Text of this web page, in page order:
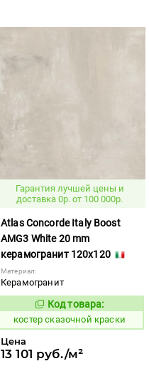
Гарантия лучшей цены и
доставка 0р. от 100 000р.
Atlas Concorde Italy Boost
AMG3 White 20 mm
керамогранит 120x120
Материал:
Керамогранит
807914
Код товара:
костер сказочной краски
Цена
13 101 руб./м²